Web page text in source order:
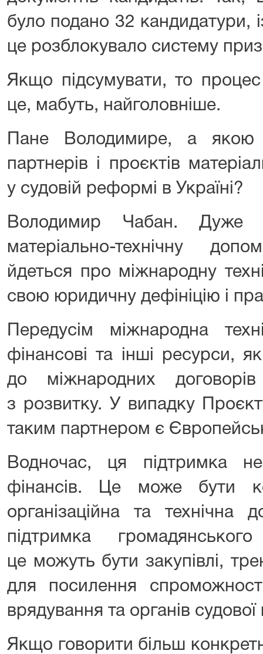
було подано 32 кандидатури,
це розблокувало систему
Якщо підсумувати, то процес
це, мабуть, найголовніше.
Пане Володимире, а
партнерів і проєктів
у судовій реформі в Україні?
Володимир Чабан. Дуже
матеріально-технічну
йдеться про міжнародну
свою юридичну дефініцію і
Передусім міжнародна
фінансові та інші ресурси,
до міжнародних
з розвитку. У випадку
таким партнером є
Водночас, ця підтримка
фінансів. Це може бути
організаційна та технічна
підтримка
це можуть бути закупівлі,
для посилення
врядування та органів судової
Якщо говорити більш